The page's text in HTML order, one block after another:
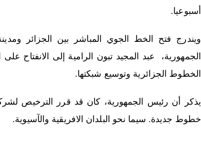
أسبوعيا.
ويندرج فتح الخط الجوي المباشر بين الجزائر
الجمهورية، عبد المجيد تبون الرامية إلى الانفتاح
الخطوط الجزائرية وتوسيع شبكتها.
خطوط جديدة. سيما نحو البلدان الافريقية والآسيوية.